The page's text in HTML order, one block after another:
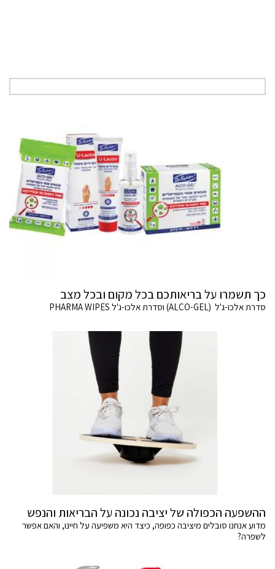
כך תשמרו על בריאותכם בכל מקום ובכל מצב
סדרת אלכו-ג'ל (ALCO-GEL) וסדרת אלכו-ג'ל PHARMA WIPES
ההשפעה הכפולה של יציבה נכונה על הבריאות והנפש
מדוע אנחנו סובלים מיציבה כפופה, כיצד היא משפיעה על חיינו, והאם אפשר
לשפרה?